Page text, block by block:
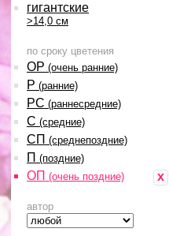
гигантские
>14,0 см
по сроку цветения
ОР (очень ранние)
Р (ранние)
РС (раннесредние)
С (средние)
СП (среднепоздние)
П (поздние)
x
ОП (очень поздние)
автор